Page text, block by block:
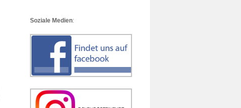
Soziale Medien: